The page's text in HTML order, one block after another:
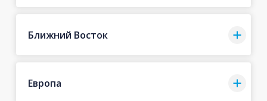
Ближний Восток
Европа